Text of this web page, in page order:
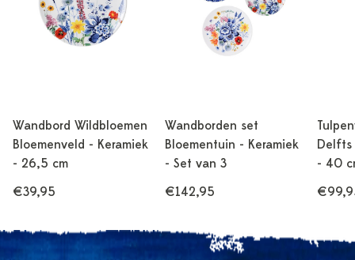
Wandbord Wildbloemen
Bloemenveld - Keramiek
- 26,5 cm
€39,95
Wandborden set
Bloementuin - Keramiek
- Set van 3
€142,95
Delfts
- 40